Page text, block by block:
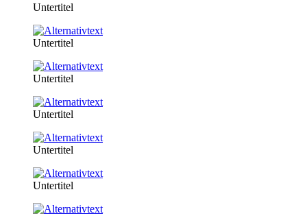
Untertitel
Untertitel
Untertitel
Untertitel
Untertitel
Untertitel